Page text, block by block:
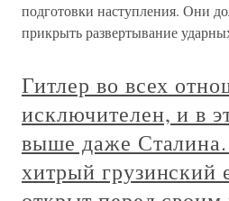
подготовки наступления. Они
прикрыть развертывание
Гитлер во всех
исключителен, и в
выше даже
хитрый грузинский